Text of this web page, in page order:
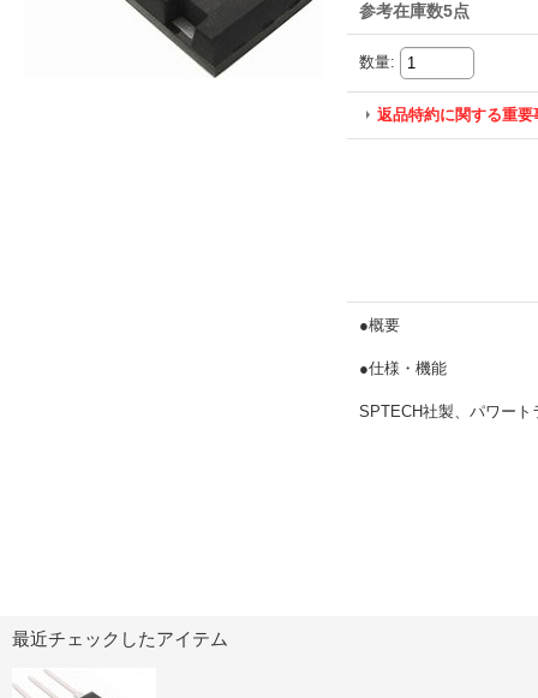
参考在庫数5点
数量:
返品特約に関する重要
●概要
●仕様・機能
SPTECH社製、パワー
最近チェックしたアイテム